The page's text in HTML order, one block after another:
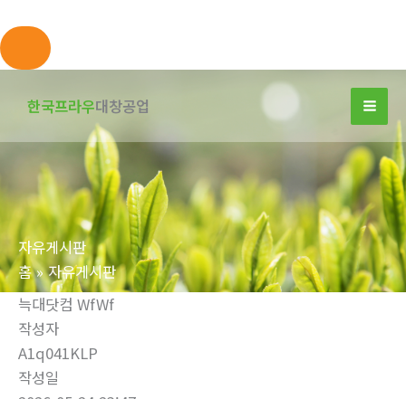
너
뛰
기
한국프라우대창공업
자유게시판
홈
자유게시판
늑대닷컴 WfWf
작성자
A1q041KLP
작성일